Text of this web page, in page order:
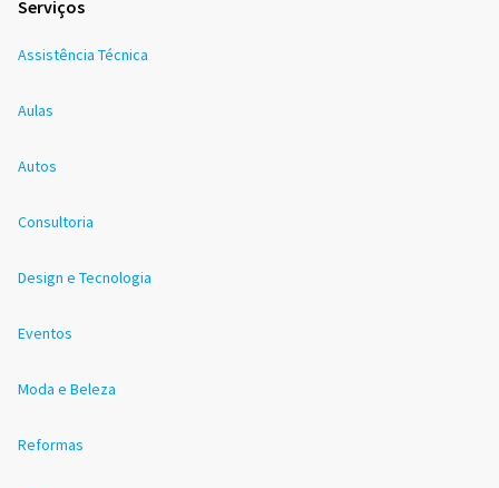
Serviços
Assistência Técnica
Aulas
Autos
Consultoria
Design e Tecnologia
Eventos
Moda e Beleza
Reformas